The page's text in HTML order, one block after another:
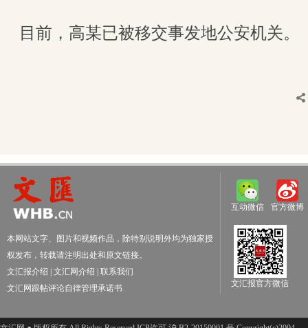
目前，高某已被移交事发地公安机关。
本网站文字、图片和视频作品，除特别说明外均为独家授
权发布，转载请注明出处和原文链接。
文汇报介绍
文汇网介绍
联系我们
文汇网跟帖评论自律管理承诺书
互动微信 官方微博
文汇报官方微信